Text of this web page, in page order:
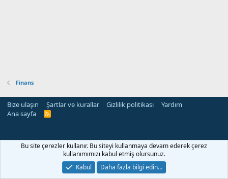
Finans
Bize ulaşın Şartlar ve kurallar Gizlilik politikası
Yardım
Ana sayfa
R
Bu site çerezler kullanır. Bu siteyi kullanmaya devam ederek çerez
kullanımımızı kabul etmiş olursunuz.
Kabul
Daha fazla bilgi edin…